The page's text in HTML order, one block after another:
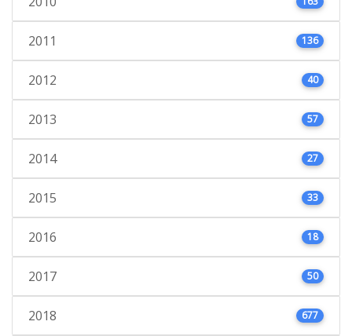
2011 136
2012 40
2013 57
2014 27
2015 33
2016 18
2017 50
2018 677